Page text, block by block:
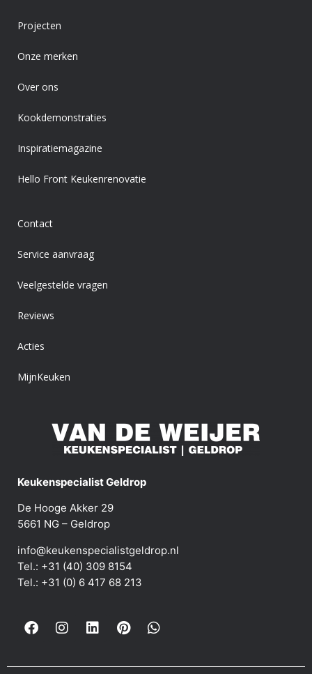
Projecten
Onze merken
Over ons
Kookdemonstraties
Inspiratiemagazine
Hello Front Keukenrenovatie
Contact
Service aanvraag
Veelgestelde vragen
Reviews
Acties
MijnKeuken
Keukenspecialist Geldrop
De Hooge Akker 29
5661 NG – Geldrop
info@keukenspecialistgeldrop.nl
Tel.: +31 (40) 309 8154
Tel.: +31 (0) 6 417 68 213